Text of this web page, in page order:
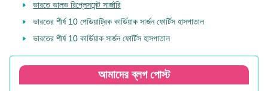
ভারতে ভালভ রিপ্লেসমেন্ট সার্জারি
ভারতের শীর্ষ 10 পেডিয়াট্রিক কার্ডিয়াক সার্জন ফোর্টিস হাসপাতাল
ভারতের শীর্ষ 10 কার্ডিয়াক সার্জন ফোর্টিস হাসপাতাল
আমাদের ব্লগ পোস্ট